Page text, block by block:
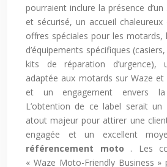
pourraient inclure la présence
et sécurisé, un accueil
offres spéciales pour les motards,
d’équipements spécifiques
kits de réparation d’urgence),
adaptée aux motards sur Waze et
et un engagement envers la
L’obtention de ce label serait
atout majeur pour attirer une
engagée et un excellent
référencement moto . Les
« Waze Moto-Friendly Business »